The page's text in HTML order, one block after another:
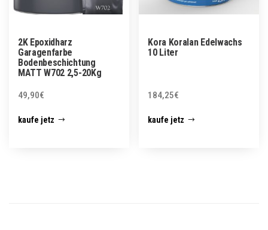
2K Epoxidharz
Garagenfarbe
Bodenbeschichtung
MATT W702 2,5-20Kg
49,90€
kaufe jetz
Kora Koralan Edelwachs
10 Liter
184,25€
kaufe jetz